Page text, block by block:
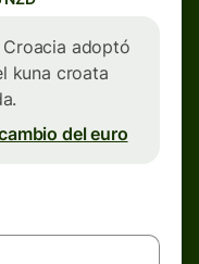
adoptó
kuna croata
del euro